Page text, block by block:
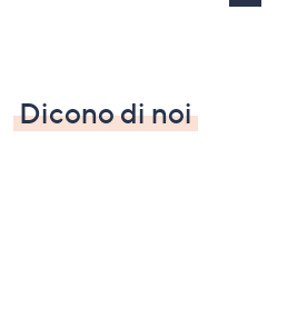
Dicono di noi